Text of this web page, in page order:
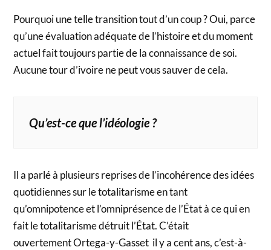
Pourquoi une telle transition tout d’un coup ? Oui, parce
qu’une évaluation adéquate de l’histoire et du moment
actuel fait toujours partie de la connaissance de soi.
Aucune tour d’ivoire ne peut vous sauver de cela.
Qu’est-ce que l’idéologie ?
Il a parlé à plusieurs reprises de l’incohérence des idées
quotidiennes sur le totalitarisme en tant
qu’omnipotence et l’omniprésence de l’État à ce qui en
fait le totalitarisme détruit l’État. C’était
ouvertement Ortega-y-Gasset il y a cent ans, c’est-à-